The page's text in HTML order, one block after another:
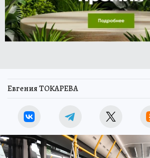
Евгения ТОКАРЕВА